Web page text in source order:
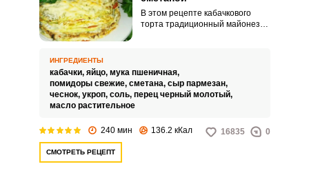
В этом рецепте кабачкового
торта традиционный майонез
калорийным. Добавим к торту
свежие помидоры и тертый сыр.
ИНГРЕДИЕНТЫ
кабачки, яйцо, мука пшеничная,
помидоры свежие, сметана, сыр пармезан,
чеснок, укроп, соль, перец черный молотый,
масло растительное
240 мин 136.2 кКал 16835 0
СМОТРЕТЬ РЕЦЕПТ
Запомнить меня
ВХОД